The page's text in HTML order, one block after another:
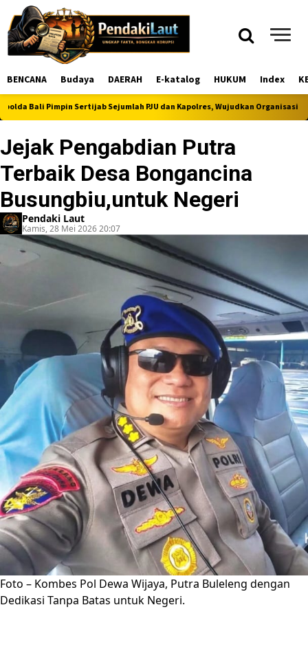
BENCANA Budaya DAERAH E-katalog HUKUM Index
Pimpin Sertijab Sejumlah PJU dan Kapolres, Wujudkan Organisasi Polri yang
Jejak Pengabdian Putra
Terbaik Desa Bongancina
Busungbiu,untuk Negeri
Pendaki Laut
Kamis, 28 Mei 2026 20:07
Foto – Kombes Pol Dewa Wijaya, Putra Buleleng dengan
Dedikasi Tanpa Batas untuk Negeri.